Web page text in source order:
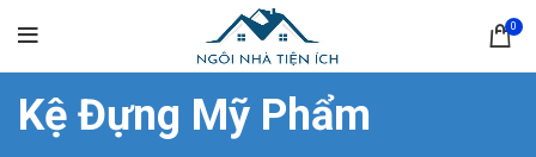
0
Kệ Đựng Mỹ Phẩm